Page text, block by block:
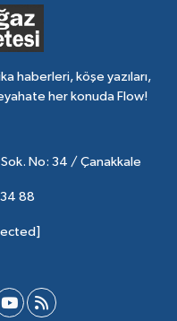
haberleri, köşe yazıları,
her konuda Flow!
No: 34 / Çanakkale
88